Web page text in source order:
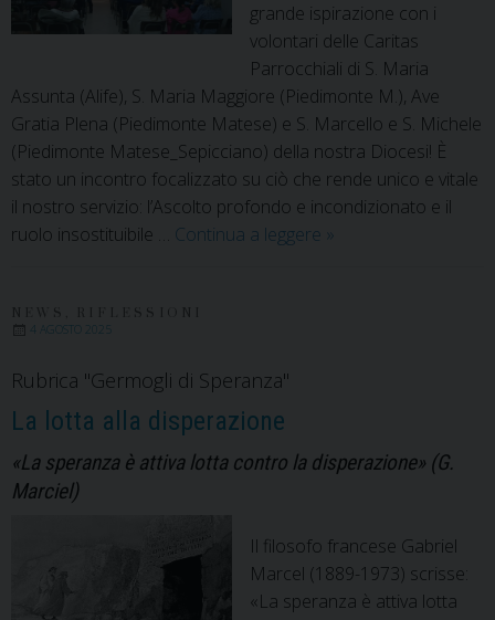
grande ispirazione con i
volontari delle Caritas
Parrocchiali di S. Maria
Assunta (Alife), S. Maria Maggiore (Piedimonte M.), Ave
Gratia Plena (Piedimonte Matese) e S. Marcello e S. Michele
(Piedimonte Matese_Sepicciano) della nostra Diocesi! È
stato un incontro focalizzato su ciò che rende unico e vitale
il nostro servizio: l’Ascolto profondo e incondizionato e il
ruolo insostituibile … Continua a leggere Il»
4 AGOSTO 2025
Rubrica "Germogli di Speranza"
La lotta alla disperazione
«La speranza è attiva lotta contro la disperazione» (G.
Marciel)
Il filosofo francese Gabriel
Marcel (1889-1973) scrisse:
«La speranza è attiva lotta